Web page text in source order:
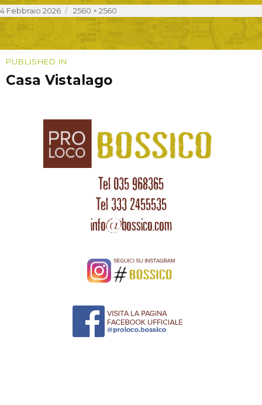
Posted
4 Febbraio 2026
Full
size
2560 × 2560
Navigazione
articoli
PUBLISHED IN
Casa Vistalago
Tel 035 968365
Tel 333 2455535
info@bossico.com